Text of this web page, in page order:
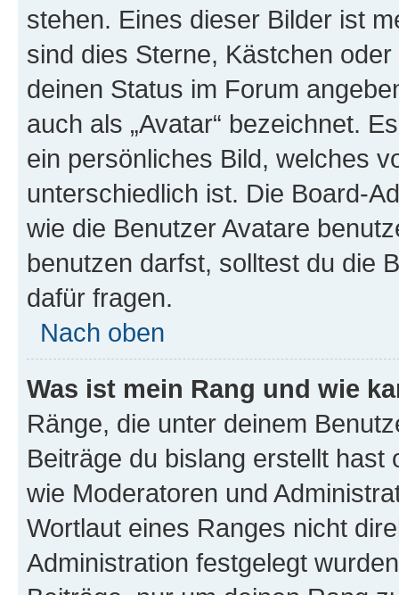
stehen. Eines dieser Bilder ist
sind dies Sterne, Kästchen
deinen Status im Forum
auch als „Avatar“ bezeichnet.
ein persönliches Bild, welches
unterschiedlich ist. Die Board-
wie die Benutzer Avatare
benutzen darfst, solltest du die
dafür fragen.
Nach oben
Was ist mein Rang und wie
Ränge, die unter deinem
Beiträge du bislang erstellt
wie Moderatoren und
Wortlaut eines Ranges nicht
Administration festgelegt